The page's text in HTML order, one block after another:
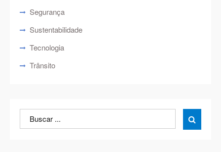
Segurança
Sustentabilidade
Tecnologia
Trânsito
Search
for:
